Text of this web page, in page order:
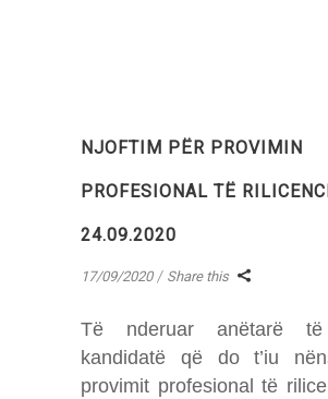
NJOFTIM PËR PROVIMIN
PROFESIONAL TË
24.09.2020
17/09/2020 Share this
Të nderuar anëtarë të
kandidatë që do t’iu
provimit profesional të